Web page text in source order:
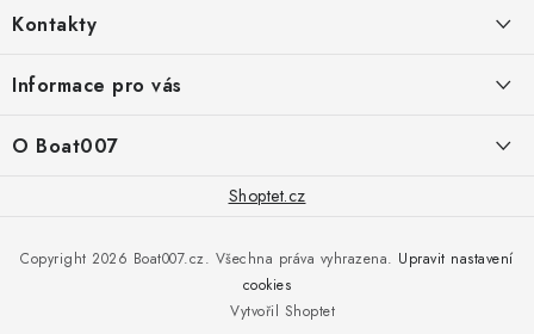
p
a
Kontakty
+420 775 473 808
PŘÍJEM/VÝDEJ/SERVIS zakázek
Informace pro vás
Obchodní podmínky
Podmínky ochrany osobních údajů
O Boat007
Shoptet.cz
Vytvořil Shoptet
Copyright 2026 Boat007.cz. Všechna práva vyhrazena. Upravit nastavení
cookies